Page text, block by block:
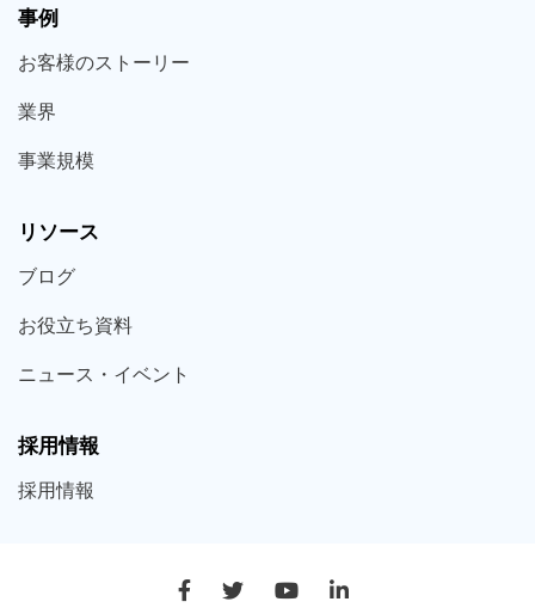
事例
お客様のストーリー
業界
事業規模
リソース
ブログ
お役立ち資料
ニュース・ イベント
採用情報
採用情報